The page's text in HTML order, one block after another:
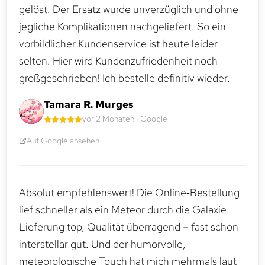
gelöst. Der Ersatz wurde unverzüglich und ohne
jegliche Komplikationen nachgeliefert. So ein
vorbildlicher Kundenservice ist heute leider
selten. Hier wird Kundenzufriedenheit noch
großgeschrieben! Ich bestelle definitiv wieder.
Tamara R. Murges
vor 2 Monaten · Google
Auf Google ansehen
Absolut empfehlenswert! Die Online‑Bestellung
lief schneller als ein Meteor durch die Galaxie.
Lieferung top, Qualität überragend – fast schon
interstellar gut. Und der humorvolle,
meteorologische Touch hat mich mehrmals laut